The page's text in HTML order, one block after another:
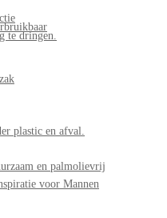
te dringen.
plastic en afval.
en palmolievrij
voor Mannen